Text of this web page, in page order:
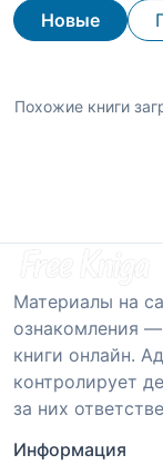
Новые
Похожие книги
Материалы на
ознакомления
книги онлайн.
контролирует
за них
Информация